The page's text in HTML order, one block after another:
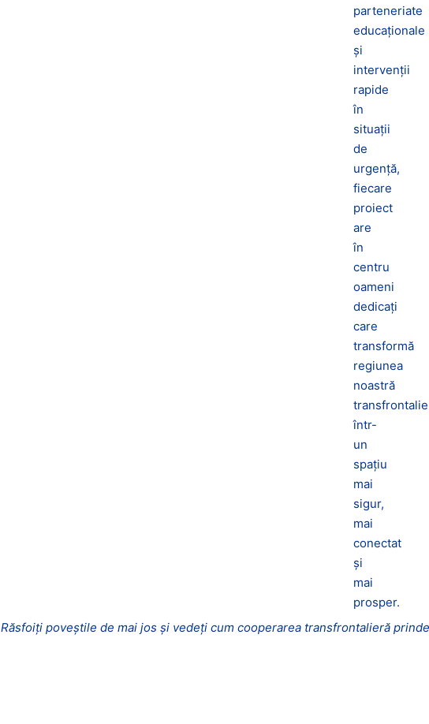
parteneriate
educaționale
și
intervenții
rapide
în
situații
de
urgență,
fiecare
proiect
are
în
centru
oameni
dedicați
care
transformă
regiunea
noastră
într-
un
spațiu
mai
sigur,
mai
conectat
și
mai
prosper.
Răsfoiți poveștile de mai jos și vedeți cum cooperarea transfrontalieră